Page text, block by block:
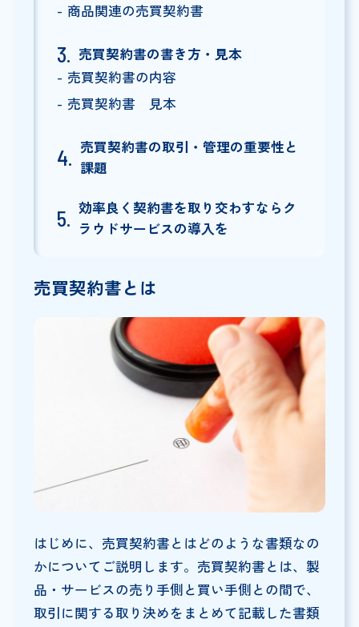
商品関連の売買契約書
売買契約書の書き方・見本
売買契約書の内容
売買契約書 見本
売買契約書の取引・管理の重要性と
課題
効率良く契約書を取り交わすならク
ラウドサービスの導入を
売買契約書とは
はじめに、売買契約書とはどのような書類なの
かについてご説明します。売買契約書とは、製
品・サービスの売り手側と買い手側との間で、
取引に関する取り決めをまとめて記載した書類